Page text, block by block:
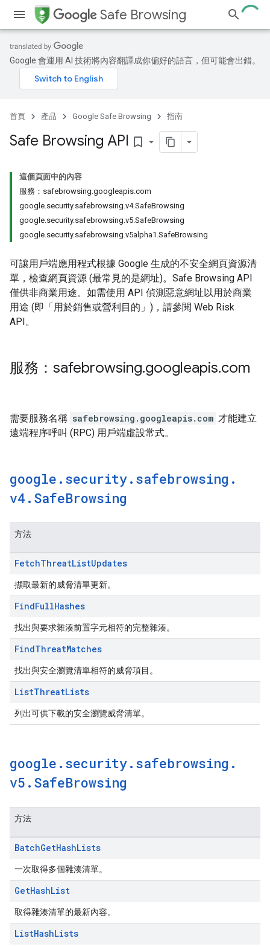
Safe Browsing
Google 會運用 AI 技術將內容翻譯成你偏好的語言，但可能會出錯。
首頁 產品 Google Safe Browsing 指南
Safe Browsing API bookmark_border
這個頁面中的內容
服務：safebrowsing.googleapis.com
google.security.safebrowsing.v4.SafeBrowsing
google.security.safebrowsing.v5.SafeBrowsing
google.security.safebrowsing.v5alpha1.SafeBrowsing
可讓用戶端應用程式根據 Google 生成的不安全網頁資源清
單，檢查網頁資源 (最常見的是網址)。Safe Browsing API
僅供非商業用途。如需使用 API 偵測惡意網址以用於商業
用途 (即「用於銷售或營利目的」)，請參閱 Web Risk
API。
服務：safebrowsing.googleapis.com
需要服務名稱 safebrowsing.googleapis.com 才能建立
遠端程序呼叫 (RPC) 用戶端虛設常式。
google . security. safebrowsing .
v4 . SafeBrowsing
方法
FetchThreatListUpdates
擷取最新的威脅清單更新。
FindFullHashes
找出與要求雜湊前置字元相符的完整雜湊。
FindThreatMatches
找出與安全瀏覽清單相符的威脅項目。
ListThreatLists
列出可供下載的安全瀏覽威脅清單。
google . security. safebrowsing .
v5 . SafeBrowsing
方法
BatchGetHashLists
一次取得多個雜湊清單。
GetHashList
取得雜湊清單的最新內容。
ListHashLists